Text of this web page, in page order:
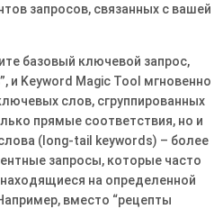
запросов, связанных с вашей
базовый ключевой запрос,
и Keyword Magic Tool мгновенно
слов, сгруппированных
прямые соответствия, но и
(long-tail keywords) – более
запросы, которые часто
на определенной
вместо “рецепты